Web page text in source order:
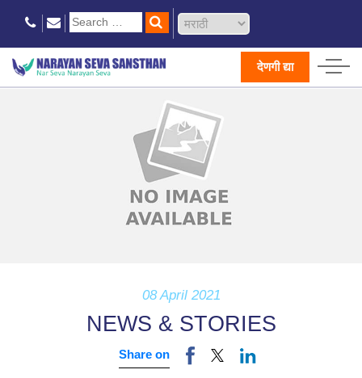
देणगी द्या
08 April 2021
NEWS & STORIES
Share on